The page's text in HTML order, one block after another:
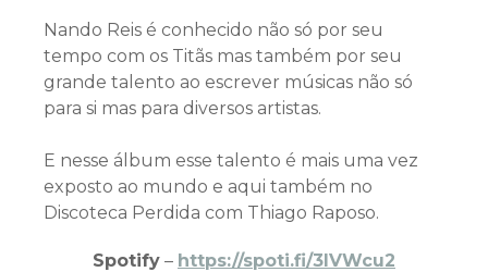
Nando Reis é conhecido não só por seu
tempo com os Titãs mas também por seu
grande talento ao escrever músicas não só
para si mas para diversos artistas.
E nesse álbum esse talento é mais uma vez
exposto ao mundo e aqui também no
Discoteca Perdida com Thiago Raposo.
Spotify – https://spoti.fi/3IVWcu2